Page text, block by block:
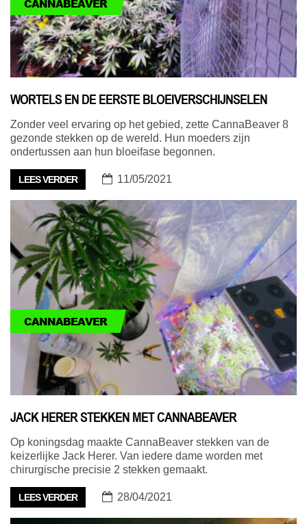
CANNABEAVER
WORTELS EN DE EERSTE BLOEIVERSCHIJNSELEN
Zonder veel ervaring op het gebied, zette CannaBeaver 8
gezonde stekken op de wereld. Hun moeders zijn
ondertussen aan hun bloeifase begonnen.
LEES VERDER 11/05/2021
CANNABEAVER
JACK HERER STEKKEN MET CANNABEAVER
Op koningsdag maakte CannaBeaver stekken van de
keizerlijke Jack Herer. Van iedere dame worden met
chirurgische precisie 2 stekken gemaakt.
LEES VERDER 28/04/2021